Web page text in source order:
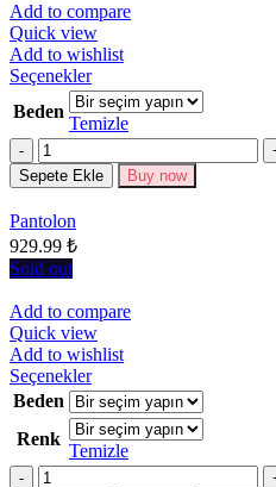
Add to compare
Quick view
Add to wishlist
SeçeneklerBu
ürünün
birden
fazla
varyasyonu
var.
Beden
Temizle
Miktar
Sepete Ekle Buy now
Pantolon
929.99 ₺
Sold out
Add to compare
Quick view
Add to wishlist
SeçeneklerBu
ürünün
birden
fazla
varyasyonu
Beden
Renk
Temizle
Miktar